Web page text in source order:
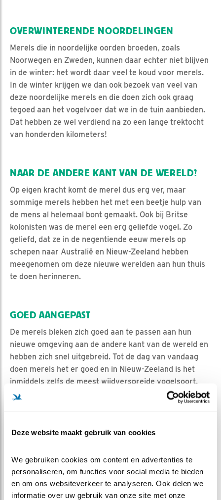
Deze website maakt gebruik van cookies
We gebruiken cookies om content en advertenties te
personaliseren, om functies voor social media te bieden
en om ons websiteverkeer te analyseren. Ook delen we
informatie over uw gebruik van onze site met onze
OVERWINTERENDE NOORDELINGEN
Merels die in noordelijke oorden broeden, zoals
Noorwegen en Zweden, kunnen daar echter niet blijven
in de winter: het wordt daar veel te koud voor merels.
In de winter krijgen we dan ook bezoek van veel van
deze noordelijke merels en die doen zich ook graag
tegoed aan het vogelvoer dat we in de tuin aanbieden.
Dat hebben ze wel verdiend na zo een lange trektocht
van honderden kilometers!
NAAR DE ANDERE KANT VAN DE WERELD?
Op eigen kracht komt de merel dus erg ver, maar
sommige merels hebben het met een beetje hulp van
de mens al helemaal bont gemaakt. Ook bij Britse
kolonisten was de merel een erg geliefde vogel. Zo
geliefd, dat ze in de negentiende eeuw merels op
schepen naar Australië en Nieuw-Zeeland hebben
meegenomen om deze nieuwe werelden aan hun thuis
te doen herinneren.
GOED AANGEPAST
De merels bleken zich goed aan te passen aan hun
nieuwe omgeving aan de andere kant van de wereld en
hebben zich snel uitgebreid. Tot de dag van vandaag
doen merels het er goed en in Nieuw-Zeeland is het
inmiddels zelfs de meest wijdverspreide vogelsoort.
Hoewel de inheemse dieren in Australië en Nieuw-
de opmars van de merel zonder vervelende gevolgen
zonder inheemse dieren aan de kant te schuiven.
SCHIJN BEDRIEGT